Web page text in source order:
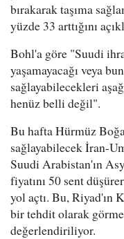
bırakarak taşıma
yüzde 33 arttığını
Bohl'a göre "Suudi
yaşamayacağı veya
sağlayabilecekleri
henüz belli değil".
Bu hafta Hürmüz
sağlayabilecek İran-
Suudi Arabistan'ın
fiyatını 50 sent
yol açtı. Bu, Riyad'ın
bir tehdit olarak
değerlendiriliyor.